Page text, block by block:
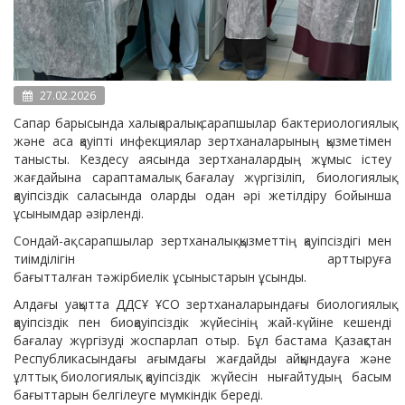
27.02.2026
Сапар барысында халықаралық сарапшылар бактериологиялық
және аса қауіпті инфекциялар зертханаларының қызметімен
танысты. Кездесу аясында зертханалардың жұмыс істеу
жағдайына сараптамалық бағалау жүргізіліп, биологиялық
қауіпсіздік саласында оларды одан әрі жетілдіру бойынша
ұсынымдар әзірленді.
Сондай-ақ сарапшылар зертханалық қызметтің қауіпсіздігі мен
тиімділігін арттыруға
бағытталған тәжірбиелік ұсыныстарын ұсынды.
Алдағы уақытта ДДСҰ ҰСО зертханаларындағы биологиялық
қауіпсіздік пен биоқауіпсіздік жүйесінің жай-күйіне кешенді
бағалау жүргізуді жоспарлап отыр. Бұл бастама Қазақстан
Республикасындағы ағымдағы жағдайды айқындауға және
ұлттық биологиялық қауіпсіздік жүйесін нығайтудың басым
бағыттарын белгілеуге мүмкіндік береді.